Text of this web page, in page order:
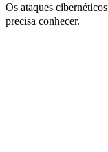
Os ataques
precisa conhecer.